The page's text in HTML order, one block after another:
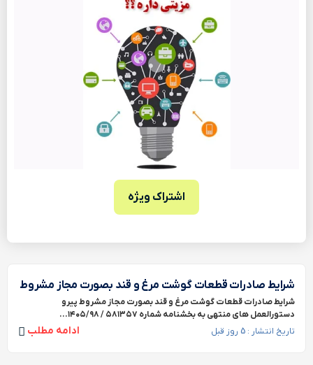
اشتراک ویژه
شرایط صادرات قطعات گوشت مرغ و قند بصورت مجاز مشروط
شرایط صادرات قطعات گوشت مرغ و قند بصورت مجاز مشروط پیرو
دستورالعمل های منتهی به بخشنامه شماره ۵۸۱۳۵۷ / ۱۴۰۵/۹۸...
ادامه مطلب تاریخ انتشار : 5 روز قبل